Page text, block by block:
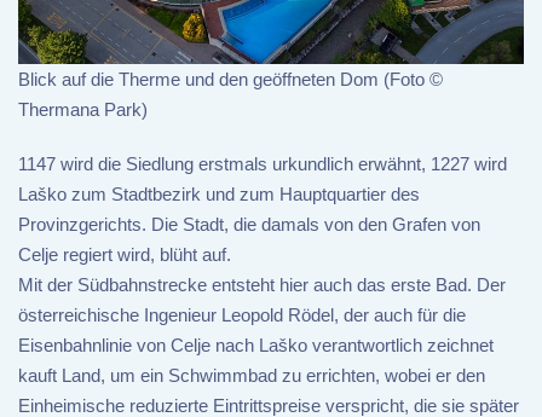
Blick auf die Therme und den geöffneten Dom (Foto ©
Thermana Park)
1147 wird die Siedlung erstmals urkundlich erwähnt, 1227 wird
Laško zum Stadtbezirk und zum Hauptquartier des
Provinzgerichts. Die Stadt, die damals von den Grafen von
Celje regiert wird, blüht auf.
Mit der Südbahnstrecke entsteht hier auch das erste Bad. Der
österreichische Ingenieur Leopold Rödel, der auch für die
Eisenbahnlinie von Celje nach Laško verantwortlich zeichnet
kauft Land, um ein Schwimmbad zu errichten, wobei er den
Einheimische reduzierte Eintrittspreise verspricht, die sie später